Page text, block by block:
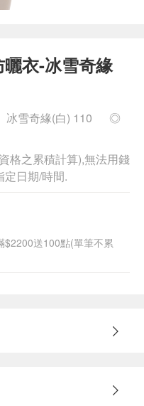
衣-冰雪奇緣
冰雪奇緣(白) 110
◎
格之累積計算),無法用錢
定日期/時間.
$2200送100點(單筆不累